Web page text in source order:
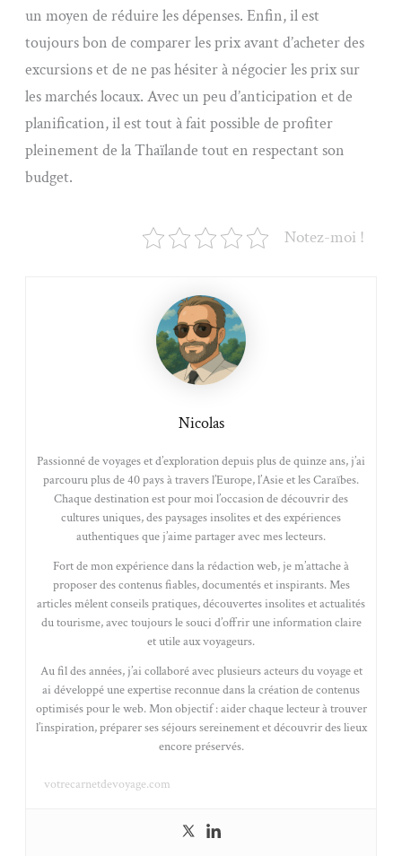
un moyen de réduire les dépenses. Enfin, il est
toujours bon de comparer les prix avant d’acheter des
excursions et de ne pas hésiter à négocier les prix sur
les marchés locaux. Avec un peu d’anticipation et de
planification, il est tout à fait possible de profiter
pleinement de la Thaïlande tout en respectant son
budget.
Notez-moi !
Nicolas
Passionné de voyages et d’exploration depuis plus de quinze ans, j’ai
parcouru plus de 40 pays à travers l’Europe, l’Asie et les Caraïbes.
Chaque destination est pour moi l’occasion de découvrir des
cultures uniques, des paysages insolites et des expériences
authentiques que j’aime partager avec mes lecteurs.
Fort de mon expérience dans la rédaction web, je m’attache à
proposer des contenus fiables, documentés et inspirants. Mes
articles mêlent conseils pratiques, découvertes insolites et actualités
du tourisme, avec toujours le souci d’offrir une information claire
et utile aux voyageurs.
Au fil des années, j’ai collaboré avec plusieurs acteurs du voyage et
ai développé une expertise reconnue dans la création de contenus
optimisés pour le web. Mon objectif : aider chaque lecteur à trouver
l’inspiration, préparer ses séjours sereinement et découvrir des lieux
encore préservés.
votrecarnetdevoyage.com